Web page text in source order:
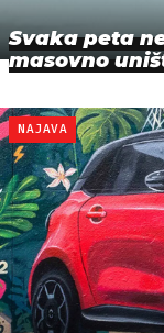
Svaka peta
masovno
NAJAVA